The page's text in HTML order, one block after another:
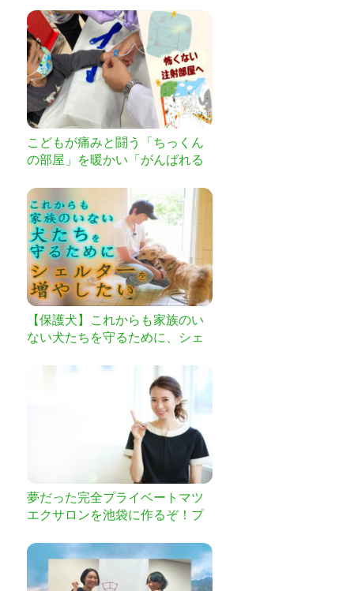
こどもが痛みと闘う「ちっくん
の部屋」を暖かい「がんばれる
【保護犬】これからも家族のい
ない犬たちを守るために、シェ
夢だった完全プライベートマツ
エクサロンを池袋に作るぞ！プ